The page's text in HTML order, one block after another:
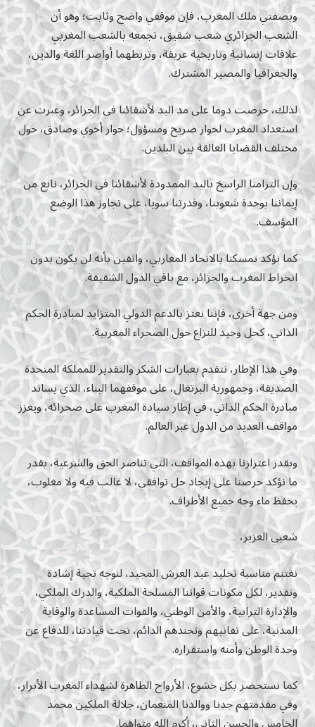
وبصفتي ملك المغرب، فإن موقفي واضح وثابت؛ وهو أن
الشعب الجزائري شعب شقيق، تجمعه بالشعب المغربي
علاقات إنسانية وتاريخية عريقة، وتربطهما أواصر اللغة والدين،
والجغرافيا والمصير المشترك.
لذلك، حرصت دوما على مد اليد لأشقائنا في الجزائر، وعبرت عن
استعداد المغرب لحوار صريح ومسؤول؛ حوار أخوي وصادق، حول
مختلف القضايا العالقة بين البلدين.
وإن التزامنا الراسخ باليد الممدودة لأشقائنا في الجزائر، نابع من
إيماننا بوحدة شعوبنا، وقدرتنا سويا، على تجاوز هذا الوضع
المؤسف.
كما نؤكد تمسكنا بالاتحاد المغاربي، واثقين بأنه لن يكون بدون
انخراط المغرب والجزائر، مع باقي الدول الشقيقة.
ومن جهة أخرى، فإننا نعتز بالدعم الدولي المتزايد لمبادرة الحكم
الذاتي، كحل وحيد للنزاع حول الصحراء المغربية.
وفي هذا الإطار، نتقدم بعبارات الشكر والتقدير للمملكة المتحدة
الصديقة، وجمهورية البرتغال، على موقفهما البناء، الذي يساند
مبادرة الحكم الذاتي، في إطار سيادة المغرب على صحرائه، ويعزز
مواقف العديد من الدول عبر العالم.
وبقدر اعتزازنا بهذه المواقف، التي تناصر الحق والشرعية، بقدر
ما نؤكد حرصنا على إيجاد حل توافقي، لا غالب فيه ولا مغلوب،
يحفظ ماء وجه جميع الأطراف.
شعبي العزيز،
نغتنم مناسبة تخليد عيد العرش المجيد، لنوجه تحية إشادة
وتقدير، لكل مكونات قواتنا المسلحة الملكية، والدرك الملكي،
والإدارة الترابية، والأمن الوطني، والقوات المساعدة والوقاية
المدنية، على تفانيهم وتجندهم الدائم، تحت قيادتنا، للدفاع عن
وحدة الوطن وأمنه واستقراره.
كما نستحضر بكل خشوع، الأرواح الطاهرة لشهداء المغرب الأبرار،
وفي مقدمتهم جدنا ووالدنا المنعمان، جلالة الملكين محمد